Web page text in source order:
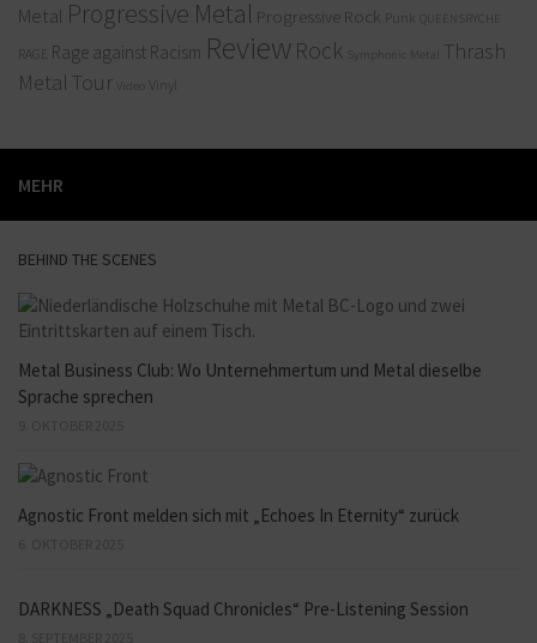
Metal Progressive Metal Progressive Rock Punk QUEENSRYCHE
RAGE Rage against Racism Review Rock Symphonic Metal
Thrash
Metal Tour Video Vinyl
MEHR
BEHIND THE SCENES
Metal Business Club: Wo Unternehmertum und Metal dieselbe
Sprache sprechen
Agnostic Front melden sich mit „Echoes In Eternity“ zurück
DARKNESS „Death Squad Chronicles“ Pre-Listening Session